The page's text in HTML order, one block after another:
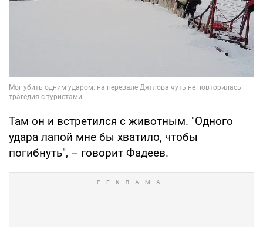
Там он и встретился с животным. "Одного
удара лапой мне бы хватило, чтобы
погибнуть", – говорит Фадеев.